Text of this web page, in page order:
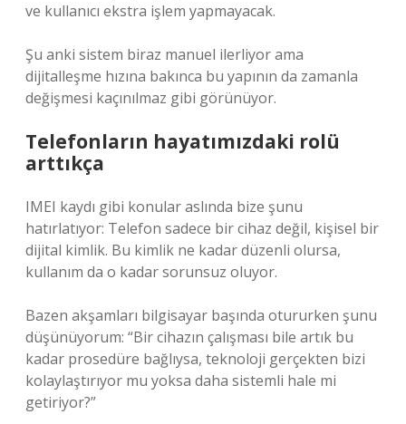
ve kullanıcı ekstra işlem yapmayacak.
Şu anki sistem biraz manuel ilerliyor ama
dijitalleşme hızına bakınca bu yapının da zamanla
değişmesi kaçınılmaz gibi görünüyor.
Telefonların hayatımızdaki rolü
arttıkça
IMEI kaydı gibi konular aslında bize şunu
hatırlatıyor: Telefon sadece bir cihaz değil, kişisel bir
dijital kimlik. Bu kimlik ne kadar düzenli olursa,
kullanım da o kadar sorunsuz oluyor.
Bazen akşamları bilgisayar başında otururken şunu
düşünüyorum: “Bir cihazın çalışması bile artık bu
kadar prosedüre bağlıysa, teknoloji gerçekten bizi
kolaylaştırıyor mu yoksa daha sistemli hale mi
getiriyor?”